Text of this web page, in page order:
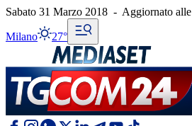
Sabato 31 Marzo 2018 - Aggiornato alle
Milano 27°